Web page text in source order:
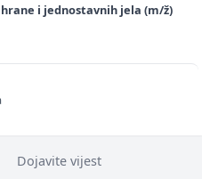
i jednostavnih jela (m/ž)
Dojavite vijest